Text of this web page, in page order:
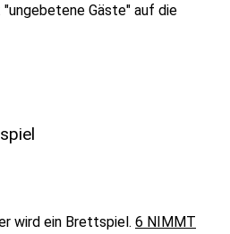
Gäste" auf die
wird ein Brettspiel. 6 NIMMT